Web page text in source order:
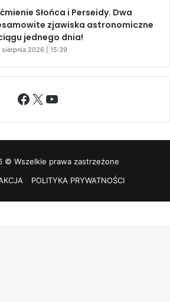
Słońca i Perseidy. Dwa
zjawiska astronomiczne
jednego dnia!
sierpnia 2026 | 15:39
Facebook
X YouTube
© Wszelkie prawa zastrzeżone
POLITYKA PRYWATNOŚCI